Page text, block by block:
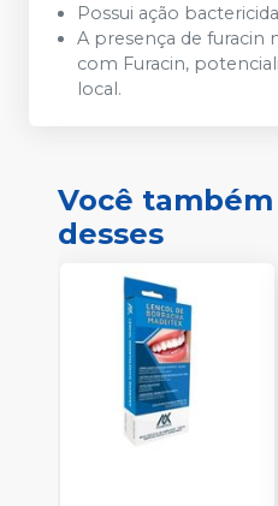
Possui ação
A presença de
com Furacin,
local.
Você
desses